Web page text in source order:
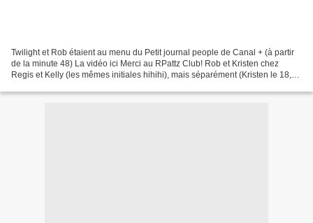
Twilight et Rob étaient au menu du Petit journal people de Canal + (à partir
de la minute 48) La vidéo ici Merci au RPattz Club! Rob et Kristen chez
Regis et Kelly (les mêmes initiales hihihi), mais séparément (Kristen le 18,